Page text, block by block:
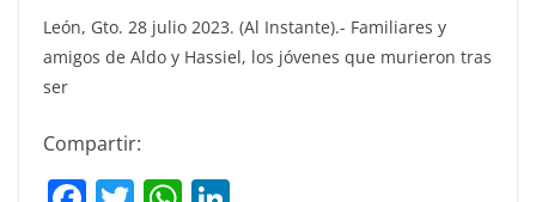
León, Gto. 28 julio 2023. (Al Instante).- Familiares y
amigos de Aldo y Hassiel, los jóvenes que murieron tras
ser
Compartir: